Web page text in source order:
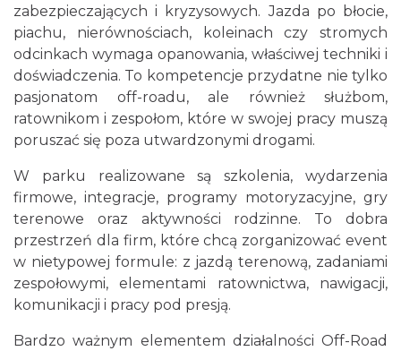
zabezpieczających i kryzysowych. Jazda po błocie,
piachu, nierównościach, koleinach czy stromych
odcinkach wymaga opanowania, właściwej techniki i
doświadczenia. To kompetencje przydatne nie tylko
pasjonatom off-roadu, ale również służbom,
ratownikom i zespołom, które w swojej pracy muszą
poruszać się poza utwardzonymi drogami.
W parku realizowane są szkolenia, wydarzenia
firmowe, integracje, programy motoryzacyjne, gry
terenowe oraz aktywności rodzinne. To dobra
przestrzeń dla firm, które chcą zorganizować event
w nietypowej formule: z jazdą terenową, zadaniami
zespołowymi, elementami ratownictwa, nawigacji,
komunikacji i pracy pod presją.
Bardzo ważnym elementem działalności Off-Road